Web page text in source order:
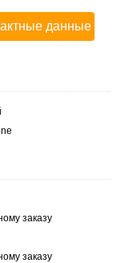
данные
заказу
заказу